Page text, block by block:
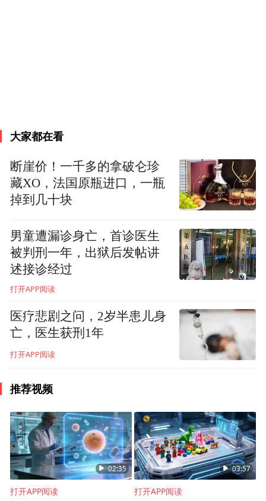
庄出发，走向了珠海。彼时，90年代初的中
国，经济尚处于腾飞的起步阶段，家庭贫困
的张苏成在这趟勇敢的冒险中立下坚定信
念：走出大山，为家庭，为自己，开辟一条
张苏成的创业之路始于珠海一家玩具厂的流
水线。在艰苦的环境和繁重的工作中，年仅
19岁的他并未屈服于困境，反而锻造出了不
屈的毅力和决心。在玩具厂担任物料仓库员
期间，张苏成每天最多要出28个货柜，大量
使用封箱胶。
当时，市场上主要提供中低端普通封箱胶，
导致封箱胶容易拉断、粘不牢，需要反复封
箱，浪费时间和精力，增加了成本。面对这
一现状，张苏成萌发了一个想法：做一个真
正为客户着想、让客户满意质优价廉的环保
型封箱胶工厂。这段在玩具厂的工作经历，
大家都在看
断崖价！一千多的拿破仑珍
藏XO，法国原瓶进口，一瓶
掉到几十块
男童遭漏诊身亡，首诊医生
被判刑一年，出狱后发帖讲
述接诊经过
打开APP阅读
医疗悲剧之问，2岁半患儿身
亡，医生获刑1年
打开APP阅读
推荐视频
02:35
打开APP阅读
03:57
打开APP阅读